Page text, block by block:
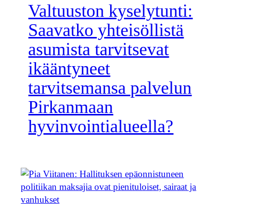
Valtuuston kyselytunti:
Saavatko yhteisöllistä
asumista tarvitsevat
ikääntyneet
tarvitsemansa palvelun
Pirkanmaan
hyvinvointialueella?